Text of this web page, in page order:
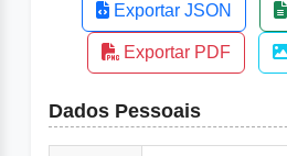
Exportar JSON
Exportar PDF
Dados Pessoais